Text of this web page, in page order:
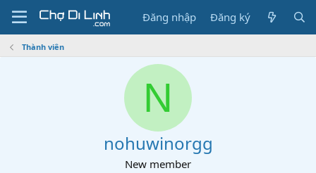
Đăng nhập Đăng ký
Thành viên
N
nohuwinorgg
New member